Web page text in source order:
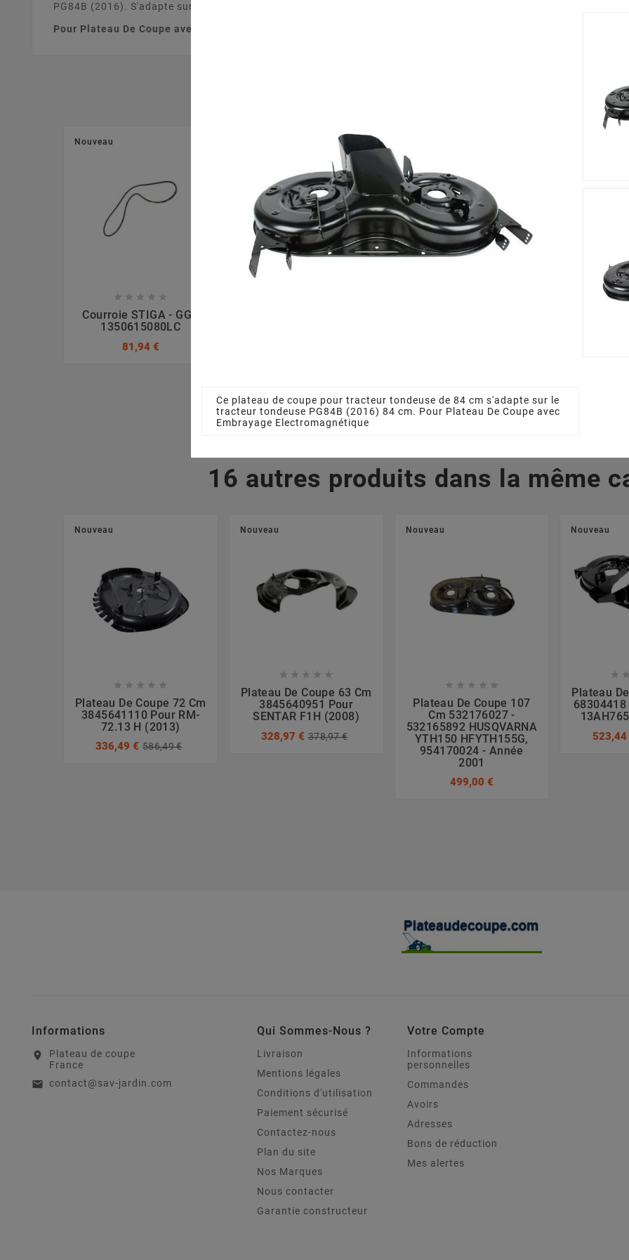
PG84B (2016). S'adapte sur votre tracteur tondeuse PG84B (2016). Ce plateau de coupe est fabriqué à partir
Pour Plateau De Coupe avec Embrayage Electromagnétique
Nouveau
    
Courroie STIGA - GGP
1350615080LC
81,94 €

16 autres produits dans la même
Nouveau
    
Plateau De Coupe 72 Cm
3845641110 Pour RM-
72.13 H (2013)
336,49 € 586,49 €
Nouveau
    
Plateau De Coupe 63 Cm
3845640951 Pour
SENTAR F1H (2008)
328,97 € 378,97 €
Nouveau
    
Plateau De Coupe 107
Cm 532176027 -
532165892 HUSQVARNA
YTH150 HFYTH155G,
954170024 - Année
2001
499,00 €
Nouveau
 
Plateau
68304418
523,44
Ce plateau de coupe pour tracteur tondeuse de 84 cm s'adapte sur le
tracteur tondeuse PG84B (2016) 84 cm. Pour Plateau De Coupe avec
Embrayage Electromagnétique
Informations
location_on
Plateau de coupe
France
email contact@sav-jardin.com
Qui Sommes-Nous ?
Livraison
Mentions légales
Conditions d'utilisation
Paiement sécurisé
Contactez-nous
Plan du site
Nos Marques
Nous contacter
Garantie constructeur
Votre Compte
Informations
personnelles
Commandes
Avoirs
Adresses
Bons de réduction
Mes alertes